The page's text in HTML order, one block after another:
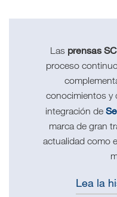
Las prensas
proceso
conocimientos y
integración de
marca de gran
actualidad como
Lea la